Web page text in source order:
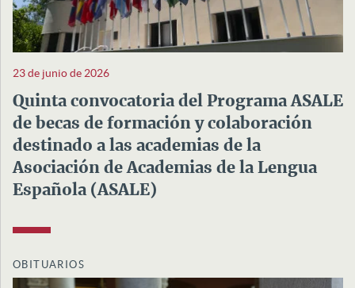
23 de junio de 2026
Quinta convocatoria del Programa ASALE
de becas de formación y colaboración
destinado a las academias de la
Asociación de Academias de la Lengua
Española (ASALE)
OBITUARIOS